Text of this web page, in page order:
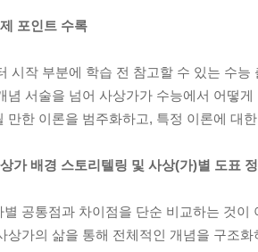
화와 윤리(비중요 단원 PDF 제공)
포인트 수록
시작 부분에 학습 전 참고할 수 있는 수능
념 서술을 넘어 사상가가 수능에서 어떻
만한 이론을 범주화하고, 특정 이론에 대
가 배경 스토리텔링 및 사상(가)별 도표
별 공통점과 차이점을 단순 비교하는 것
상가의 삶을 통해 전체적인 개념을 구조